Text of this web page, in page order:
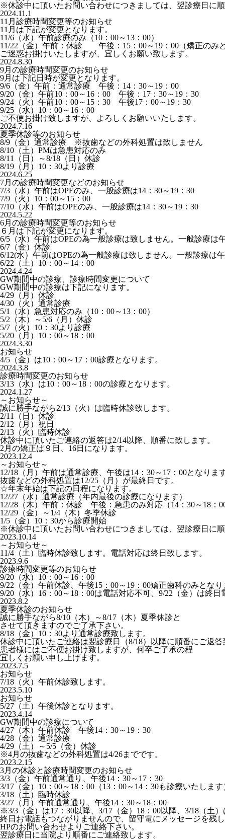
※休診中に頂いたお問い合わせにつきましては、翌診療日に
2024.11.1
11月診療時間変更等のお知らせ
11月は下記が変更となります。
11/6（水）午前診療のみ（10：00～13：00）
11/22（金）午前：休診 午後：15：00～19：00（矯正のみ
ご迷惑お掛けいたしますが、宜しくお願い致します。
2024.8.30
9月の診療時間変更のお知らせ
9月は下記日時が変更となります。
9/6（金）午前：通常診療 午後：14：30～19：00
9/20（金）午前10：00～16：00 午後：17：30～19：30
9/24（火）午前10：00～15：30 午後17：00～19：30
9/25（水）10：00～16：00
ご不便お掛け致しますが、よろしくお願いいたします。
2024.7.16
夏季休診等のお知らせ
8/9（金）通常診療 ※抜歯などの外科処置は致しません
8/10（土）PMは急患対応のみ
8/11（日）～8/18（日）休診
8/19（月）10：30より診療
2024.6.25
7月の診療時間変更などのお知らせ
7/3（水）午前はOPEのみ、一般診療は14：30～19：30
7/9（火）10：00～15：00
7/10（水）午前はOPEのみ、一般診療は14：30～19：30
2024.5.22
6月の診療時間変更等のお知らせ
６月は下記が変更になります。
6/5（水）午前はOPEの為一般診療は致しません。一般診療は
6/7（金）休診
6/12(水）午前はOPEの為一般診療は致しません。一般診療は
6/22（土）10：00～14：00
2024.4.24
GW期間中の診療、診療時間変更について
GW期間中の診療は下記になります。
4/29（月）休診
4/30（火）通常診療
5/1（水）急患対応のみ（10：00～13：00）
5/2（木）～5/6（月）休診
5/7（火）10：30より診療
5/20（月）10：00～18：00
2024.3.30
お知らせ
4/5（金）は10：00～17：00診療となります。
2024.3.8
診療時間変更のお知らせ
3/13（水）は10：00～18：00の診療となります。
2024.1.27
～お知らせ～
誠に勝手ながら2/13（火）は臨時休診致します。
2/11（日）休診
2/12（月）祝日
2/13（火）臨時休診
休診中に頂いたご連絡の返答は2/14以降、順番に致します。
2月の矯正は９日、16日になります。
2023.12.4
～お知らせ～
12/18（月）午前は通常診療、午後は14：30～17：00となりま
抜歯などの外科処置は12/25（月）が最終日です。
☆年末年始は下記の日程になります。
12/27（水）通常診療（年内最後の診療になります）
12/28（木）午前：休診 午後：急患のみ対応（14：30～18：
12/29（金）～1/4（木）冬季休診
1/5（金）10：30から診療開始
※休診中に頂いたお問い合わせにつきましては、翌診療日に
2023.10.14
～お知らせ～
11/4（土）臨時休診致します。電話対応は終日致します。
2023.9.6
診療時間変更等のお知らせ
9/20（水）10：00～16：00
9/22（金）午前休診、午後15：00～19：00矯正歯科のみとな
9/20（水）16：00～18：00は電話対応不可、9/22（金）は終
2023.8.2
夏季休診のお知らせ
誠に勝手ながら8/10（木）～8/17（木）夏季休診と
させて頂きますのでご了承下さい。
8/18（金）10：30より通常診療致します。
休診中に頂いたご連絡は翌診療日（8/18）以降に順番にご返
患者様にはご不便お掛け致しますが、何卒ご了承の程
宜しくお願い申し上げます。
2023.7.5
お知らせ
7/18（火）午前休診致します。
2023.5.10
お知らせ
5/27（土）午後休診となります。
2023.4.14
GW期間中の診療について
4/27（木）午前休診 午後14：30～19：30
4/28（金）通常診療
4/29（土）～5/5（金）休診
※4月の抜歯などの外科処置は4/26までです。
2023.2.15
3月の休診と診療時間変更のお知らせ
3/3（金）午前通常通り、午後14：30～17：30
3/17（金）10：00～18：00（13：00～14：30も診療いたします
3/18（土）臨時休診
3/27（月）午前通常通り、午後14：30～18：00
※3/3（金）は17：30以降、3/17（金）18：00以降、3/18（土）
終日お電話もつながりませんので、留守電にメッセージを残
HPのお問い合わせよりご連絡下さい。
翌診療日に当院より順番にご連絡致します。